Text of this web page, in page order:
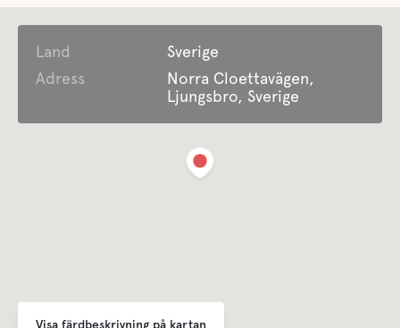
Dusch
Land
Sverige
Adress
Norra Cloettavägen,
Ljungsbro, Sverige
Visa färdbeskrivning på kartan